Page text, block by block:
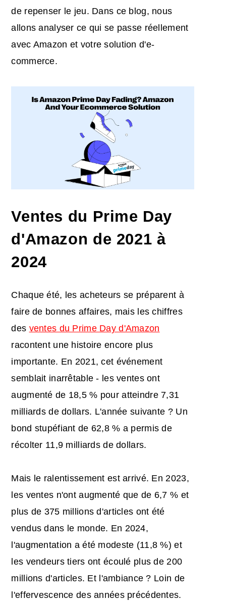
de repenser le jeu. Dans ce blog, nous
allons analyser ce qui se passe réellement
avec Amazon et votre solution d'e-
commerce.
Ventes du Prime Day
d'Amazon de 2021 à
2024
Chaque été, les acheteurs se préparent à
faire de bonnes affaires, mais les chiffres
des ventes du Prime Day d'Amazon
racontent une histoire encore plus
importante. En 2021, cet événement
semblait inarrêtable - les ventes ont
augmenté de 18,5 % pour atteindre 7,31
milliards de dollars. L'année suivante ? Un
bond stupéfiant de 62,8 % a permis de
récolter 11,9 milliards de dollars.
Mais le ralentissement est arrivé. En 2023,
les ventes n'ont augmenté que de 6,7 % et
plus de 375 millions d'articles ont été
vendus dans le monde. En 2024,
l'augmentation a été modeste (11,8 %) et
les vendeurs tiers ont écoulé plus de 200
millions d'articles. Et l'ambiance ? Loin de
l'effervescence des années précédentes.